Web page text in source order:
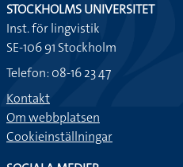
STOCKHOLMS UNIVERSITET
Inst. för lingvistik
SE-106 91 Stockholm
Telefon: 08-16 23 47
Kontakt
Om webbplatsen
Cookieinställningar